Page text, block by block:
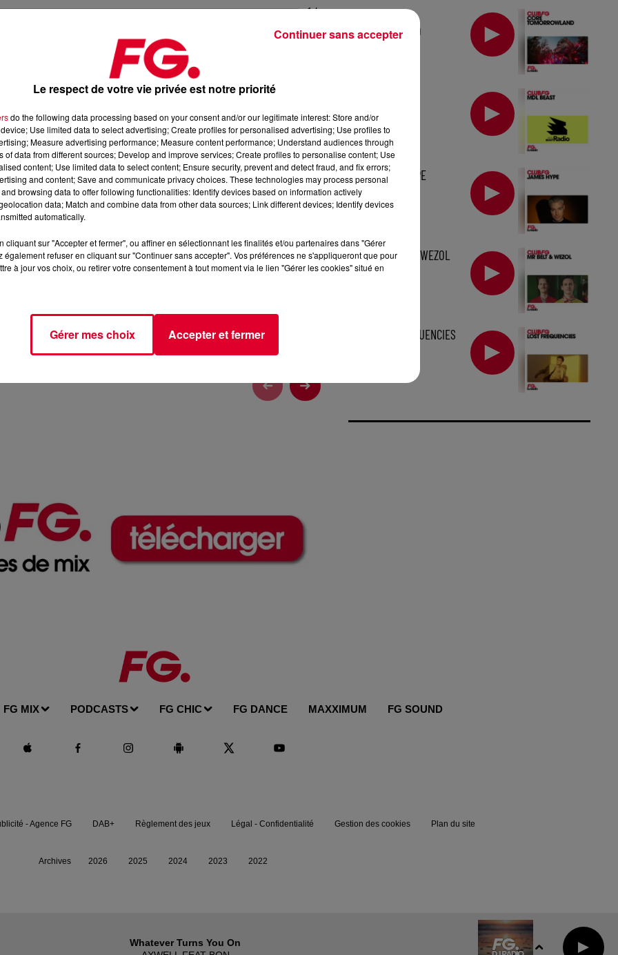
1 h
2025
, 📱 et sur l’Application FG (IOShttps://urlz.fr/hhZxGoogle
rave et tech-house
TOMORROWLAND
MIX : JAMES HYPE
MIX : MR BELT & WEZOL
MIX : LOST FREQUENCIES
FG MIX PODCASTS FG CHIC FG DANCE MAXXIMUM FG SOUND
Whatever Turns You On
- Agence FG DAB+ Règlement des jeux Légal - Confidentialité Gestion des cookies Plan du site
Archives 2026 2025 2024 2023 2022
Le respect de votre vie privée est notre priorité
do the following data processing based on your consent and/or our legitimate interest: Store and/or
Use limited data to select advertising; Create profiles for personalised advertising; Use profiles to
Measure advertising performance; Measure content performance; Understand audiences through
of data from different sources; Develop and improve services; Create profiles to personalise content; Use
content; Use limited data to select content; Ensure security, prevent and detect fraud, and fix errors;
and content; Save and communicate privacy choices. These technologies may process personal
browsing data to offer following functionalities: Identify devices based on information actively
data; Match and combine data from other data sources; Link different devices; Identify devices
automatically.
cliquant sur "Accepter et fermer", ou affiner en sélectionnant les finalités et/ou partenaires dans "Gérer
également refuser en cliquant sur "Continuer sans accepter". Vos préférences ne s'appliqueront que pour
à jour vos choix, ou retirer votre consentement à tout moment via le lien "Gérer les cookies" situé en
Gérer mes choix Accepter et fermer
Continuer sans accepter